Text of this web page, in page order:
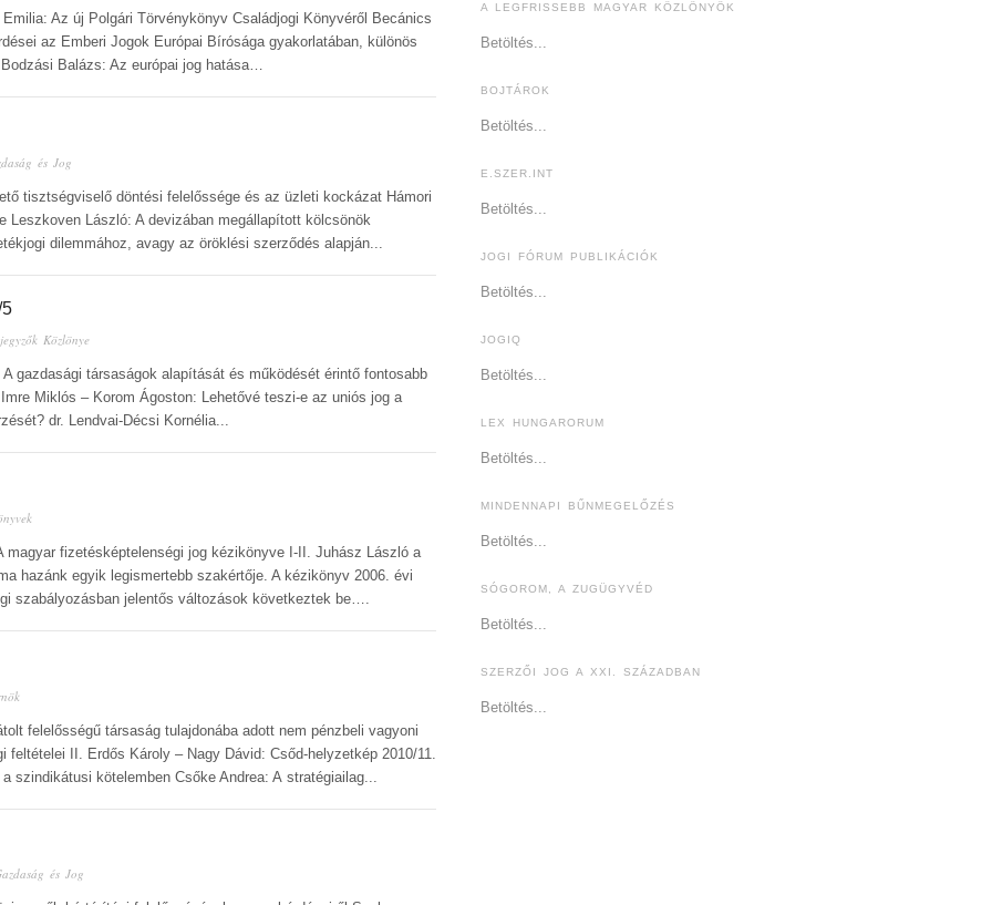
Az új Polgári Törvénykönyv Családjogi Könyvéről Becánics
az Emberi Jogok Európai Bírósága gyakorlatában, különös
Balázs: Az európai jog hatása…
és Jog
tisztségviselő döntési felelőssége és az üzleti kockázat Hámori
Leszkoven László: A devizában megállapított kölcsönök
dilemmához, avagy az öröklési szerződés alapján...
Közlönye
gazdasági társaságok alapítását és működését érintő fontosabb
Miklós – Korom Ágoston: Lehetővé teszi-e az uniós jog a
dr. Lendvai-Décsi Kornélia...
fizetésképtelenségi jog kézikönyve I-II. Juhász László a
hazánk egyik legismertebb szakértője. A kézikönyv 2006. évi
szabályozásban jelentős változások következtek be….
felelősségű társaság tulajdonába adott nem pénzbeli vagyoni
II. Erdős Károly – Nagy Dávid: Csőd-helyzetkép 2010/11.
szindikátusi kötelemben Csőke Andrea: A stratégiailag...
és Jog
A LEGFRISSEBB MAGYAR KÖZLÖNYÖK
Betöltés...
BOJTÁROK
Betöltés...
E.SZER.INT
Betöltés...
JOGI FÓRUM PUBLIKÁCIÓK
Betöltés...
JOGIQ
Betöltés...
LEX HUNGARORUM
Betöltés...
MINDENNAPI BŰNMEGELŐZÉS
Betöltés...
SÓGOROM, A ZUGÜGYVÉD
Betöltés...
SZERZŐI JOG A XXI. SZÁZADBAN
Betöltés...